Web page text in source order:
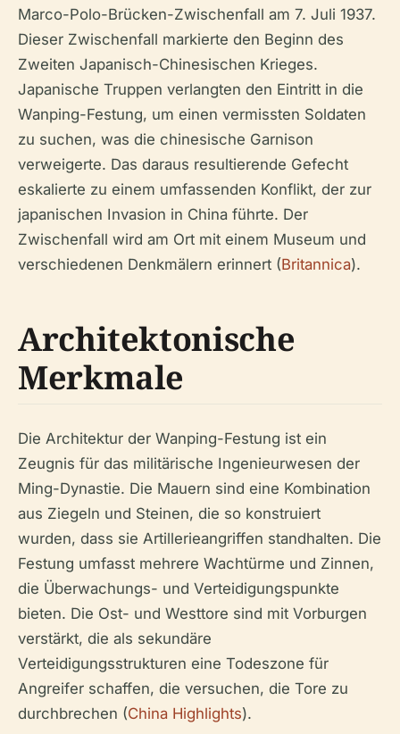
Marco-Polo-Brücken-Zwischenfall am 7. Juli 1937.
Dieser Zwischenfall markierte den Beginn des
Zweiten Japanisch-Chinesischen Krieges.
Japanische Truppen verlangten den Eintritt in die
Wanping-Festung, um einen vermissten Soldaten
zu suchen, was die chinesische Garnison
verweigerte. Das daraus resultierende Gefecht
eskalierte zu einem umfassenden Konflikt, der zur
japanischen Invasion in China führte. Der
Zwischenfall wird am Ort mit einem Museum und
verschiedenen Denkmälern erinnert (Britannica).
Architektonische
Merkmale
Die Architektur der Wanping-Festung ist ein
Zeugnis für das militärische Ingenieurwesen der
Ming-Dynastie. Die Mauern sind eine Kombination
aus Ziegeln und Steinen, die so konstruiert
wurden, dass sie Artillerieangriffen standhalten. Die
Festung umfasst mehrere Wachtürme und Zinnen,
die Überwachungs- und Verteidigungspunkte
bieten. Die Ost- und Westtore sind mit Vorburgen
verstärkt, die als sekundäre
Verteidigungsstrukturen eine Todeszone für
Angreifer schaffen, die versuchen, die Tore zu
durchbrechen (China Highlights).